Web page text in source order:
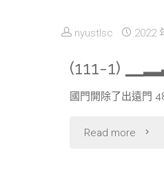
期
考"
nyustlsc 2022
(111-1)
國門開除了出遠門
Read more